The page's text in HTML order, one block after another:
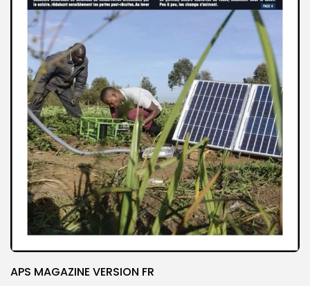
APS MAGAZINE VERSION FR